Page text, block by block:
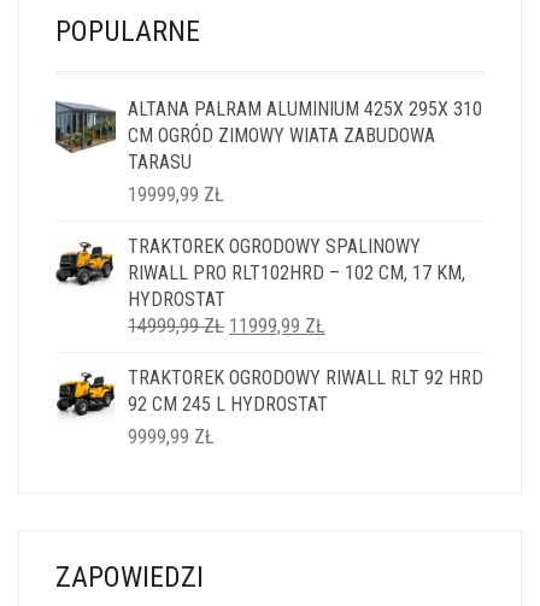
POPULARNE
ALTANA PALRAM ALUMINIUM 425X 295X 310
CM OGRÓD ZIMOWY WIATA ZABUDOWA
TARASU
19999,99 ZŁ
TRAKTOREK OGRODOWY SPALINOWY
RIWALL PRO RLT102HRD – 102 CM, 17 KM,
HYDROSTAT
14999,99ZŁ PIERWOTNA
WYNOSIŁA:
14999,99 ZŁ.
11999,99 ZŁ
WYNOSI:
11999,99 ZŁ.
TRAKTOREK OGRODOWY RIWALL RLT 92 HRD
92 CM 245 L HYDROSTAT
9999,99 ZŁ
ZAPOWIEDZI